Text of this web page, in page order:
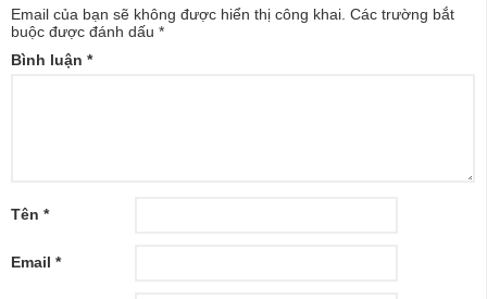
Email của bạn sẽ không được hiển thị công khai. Các trường bắt
buộc được đánh dấu *
Bình luận *
Tên *
Email *